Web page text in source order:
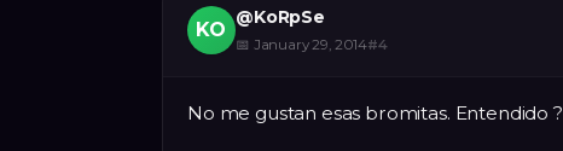
KO
@KoRpSe
📅 January 29, 2014#4
No me gustan esas bromitas. Entendido ?